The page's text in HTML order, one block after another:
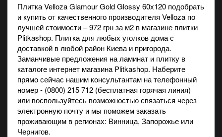
Плитка Velloza Glamour Gold Glossy 60х120 подобрать
и купить от качественного производителя Velloza по
лучшей стоимости – 972 грн за м2 в магазине плитки
Plitkashop. Плитка для любых уголков дома с
доставкой в любой район Киева и пригорода.
Заманчивые предложения на ламинат и плитку в
каталоге интернет магазина Plitkashop. Наберите
прямо сейчас нашим консультантам на телефонный
номер - (0800) 215 712 (бесплатная горячая линия)
или воспользуйтесь возможностью связаться через
электронную почту и мы поможем заказать
проживающим в регионах: Винница, Запорожье или
Чернигов.